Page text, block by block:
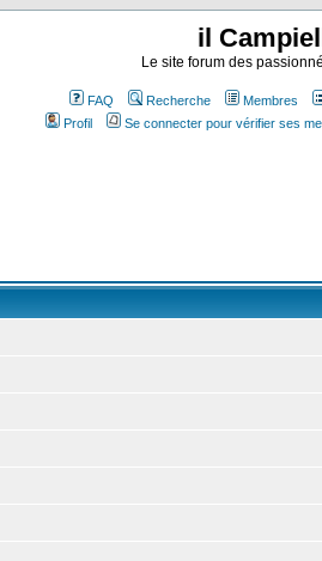
il
Le site forum des
FAQ Recherche Membres
Profil
Se connecter pour vérifier ses